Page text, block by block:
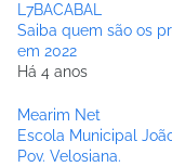
L7BACABAL
Saiba quem são os
em 2022
Há 4 anos
Mearim Net
Escola Municipal
Pov. Velosiana.